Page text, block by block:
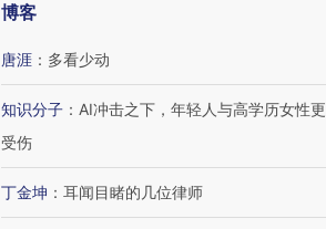
博客
唐涯 ： 多看少动
知识分子 ： AI冲击之下，年轻人与高学历女性更
受伤
丁金坤 ： 耳闻目睹的几位律师